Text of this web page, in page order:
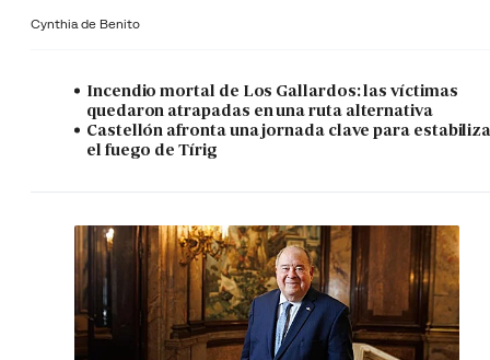
Cynthia de Benito
Incendio mortal de Los Gallardos: las víctimas
quedaron atrapadas en una ruta alternativa
Castellón afronta una jornada clave para
el fuego de Tírig